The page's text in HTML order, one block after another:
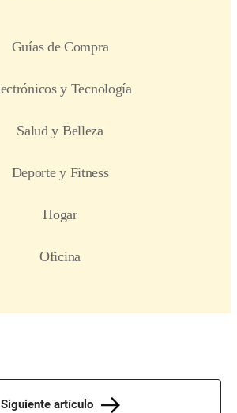
Siguiente artículo